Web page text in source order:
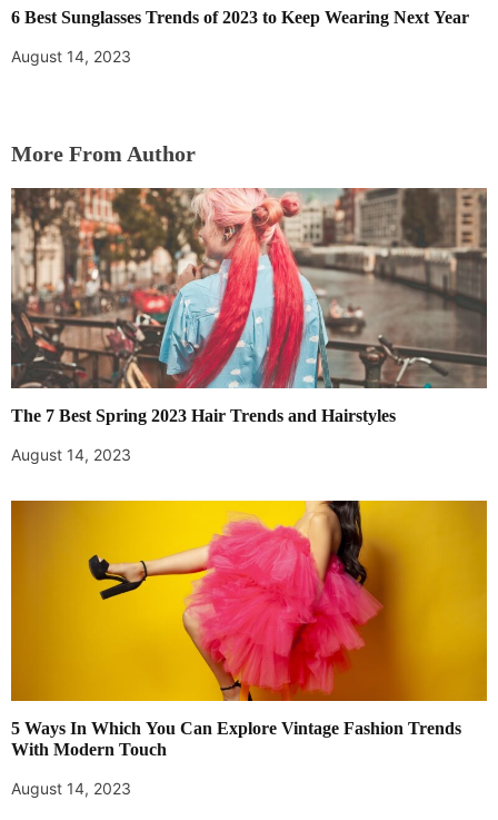
6 Best Sunglasses Trends of 2023 to Keep Wearing Next Year
August 14, 2023
More From Author
The 7 Best Spring 2023 Hair Trends and Hairstyles
August 14, 2023
5 Ways In Which You Can Explore Vintage Fashion Trends
With Modern Touch
August 14, 2023